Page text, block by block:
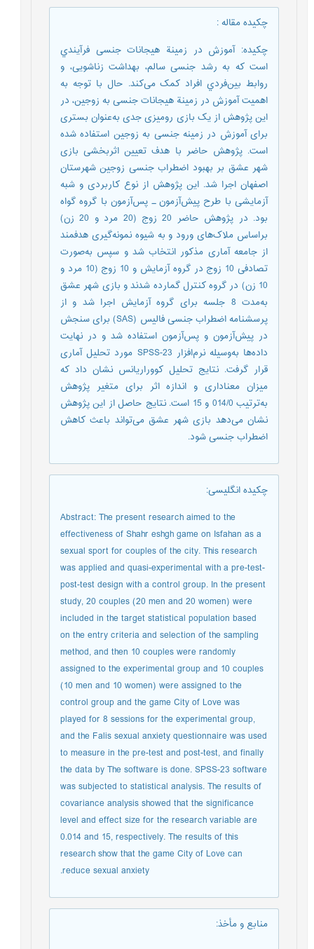
چکیده مقاله:
چکیده: آﻣﻮزش در زمینة هیجانات ﺟﻨﺴﯽ ﻓﺮآﯾﻨﺪي
اﺳﺖ ﮐﻪ ﺑﻪ رﺷﺪ ﺟﻨﺴﯽ ﺳﺎﻟﻢ، ﺑﻬﺪاﺷﺖ زﻧﺎﺷﻮﯾﯽ، و
رواﺑﻂ ﺑﯿﻦ‌ﻓﺮدي افراد ﮐﻤﮏ ﻣﯽﮐﻨﺪ. حال با توجه به
اهمیت آموزش در زمینة هیجانات جنسی به زوجین، در
این پژوهش از یک بازی رومیزی جدی به‌عنوان بستری
برای آموزش در زمینه جنسی به زوجین استفاده شده
‌است. پژوهش حاضر با هدف تعیین اثربخشی بازی
شهر عشق بر بهبود اضطراب جنسی زوجین شهرستان
اصفهان اجرا شد. این پژوهش از نوع کاربردی و شبه
آزمایشی با طرح پیش‌آزمون ـ پس‌آزمون با گروه گواه
بود. در پژوهش حاضر 20 زوج (20 مرد و 20 زن)
براساس ملاک‌های ورود و به شیوه نمونه‌گیری هدفمند
از جامعه آماری مذکور انتخاب شد و سپس به‌صورت
تصادفی 10 زوج در گروه آزمایش و 10 زوج (10 مرد و
10 زن) در گروه کنترل گمارده ‌شدند و بازی شهر عشق
به‌مدت 8 جلسه برای گروه آزمایش اجرا شد و از
پرسشنامه ‌اضطراب جنسی فالیس (SAS) برای سنجش
در پیش‌آزمون و پس‌آزمون استفاده شد و در نهایت
داده‌ها به‌وسیله نرم‌افزار SPSS-23 مورد تحلیل آماری
قرار گرفت. نتایج تحلیل کووراریانس نشان داد که
میزان معناداری و اندازه اثر برای متغیر پژوهش
به‌ترتیب 014/0 و 15 است. نتایج حاصل از این پژوهش
نشان می‌دهد بازی شهر عشق می‌تواند باعث کاهش
اضطراب جنسی شود.
چکیده انگلیسی:
Abstract: The present research aimed to the
effectiveness of Shahr eshgh game on Isfahan as a
sexual sport for couples of the city. This research
was applied and quasi-experimental with a pre-test-
post-test design with a control group. In the present
study, 20 couples (20 men and 20 women) were
included in the target statistical population based
on the entry criteria and selection of the sampling
method, and then 10 couples were randomly
assigned to the experimental group and 10 couples
(10 men and 10 women) were assigned to the
control group and the game City of Love was
played for 8 sessions for the experimental group,
and the Falis sexual anxiety questionnaire was used
to measure in the pre-test and post-test, and finally
the data by The software is done. SPSS-23 software
was subjected to statistical analysis. The results of
covariance analysis showed that the significance
level and effect size for the research variable are
0.014 and 15, respectively. The results of this
research show that the game City of Love can
reduce sexual anxiety.
منابع و مأخذ: